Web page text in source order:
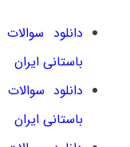
باستانی ایران
باستانی ایران